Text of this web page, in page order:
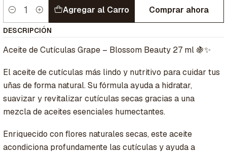
Cantidad
Agregar al Carro Comprar ahora
DESCRIPCIÓN
Aceite de Cutículas Grape – Blossom Beauty 27 ml 🍇✨
El aceite de cutículas más lindo y nutritivo para cuidar tus
uñas de forma natural. Su fórmula ayuda a hidratar,
suavizar y revitalizar cutículas secas gracias a una
mezcla de aceites esenciales humectantes.
Enriquecido con flores naturales secas, este aceite
acondiciona profundamente las cutículas y ayuda a